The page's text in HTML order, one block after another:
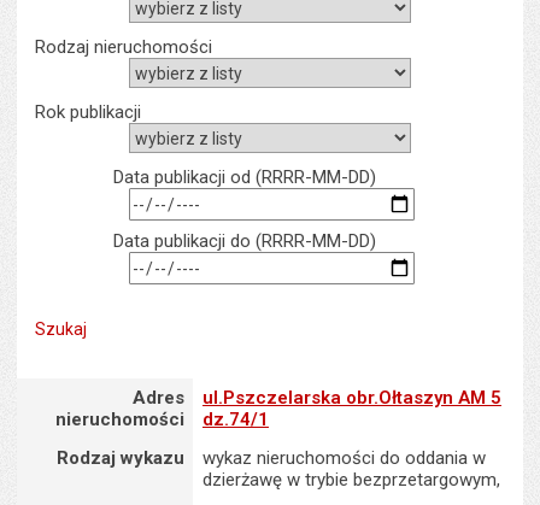
Rodzaj nieruchomości
rok publikacji
Data publikacji od (RRRR-MM-DD)
Data publikacji do (RRRR-MM-DD)
Adres nieruchomości
Adres
nieruchomości
ul.Pszczelarska obr.Ołtaszyn AM 5
dz.74/1
Rodzaj wykazu
wykaz nieruchomości do oddania w
dzierżawę w trybie bezprzetargowym,